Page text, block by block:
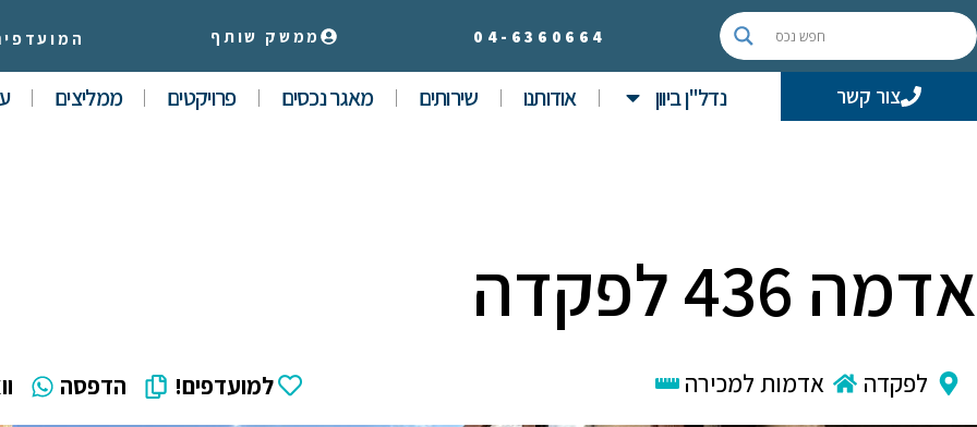
04- 6360664 ממשק שותף
צור קשר נדל"ן ביוון אודותנו שירותים מאגר נכסים פרויקטים ממליצים
אדמה 436 לפקדה
לפקדה אדמות למכירה למועדפים! הדפסה